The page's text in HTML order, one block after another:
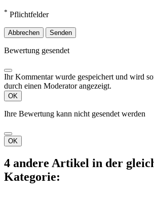
* Pflichtfelder
Abbrechen Senden
Bewertung gesendet
Ihr Kommentar wurde gespeichert und wird
durch einen Moderator angezeigt.
OK
Ihre Bewertung kann nicht gesendet werden
OK
4 andere Artikel in der
Kategorie: